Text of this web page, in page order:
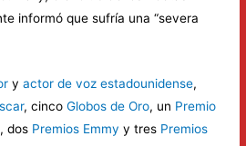
informó que sufría una “severa
yactor de voz estadounidense,
, cincoGlobos de Oro, un Premio
, dos Premios Emmy y tres Premios